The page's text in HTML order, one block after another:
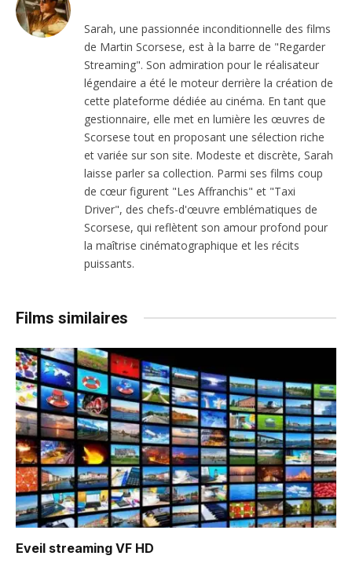
Sarah, une passionnée inconditionnelle des films
de Martin Scorsese, est à la barre de "Regarder
Streaming". Son admiration pour le réalisateur
légendaire a été le moteur derrière la création de
cette plateforme dédiée au cinéma. En tant que
gestionnaire, elle met en lumière les œuvres de
Scorsese tout en proposant une sélection riche
et variée sur son site. Modeste et discrète, Sarah
laisse parler sa collection. Parmi ses films coup
de cœur figurent "Les Affranchis" et "Taxi
Driver", des chefs-d'œuvre emblématiques de
Scorsese, qui reflètent son amour profond pour
la maîtrise cinématographique et les récits
puissants.
Films similaires
Eveil streaming VF HD